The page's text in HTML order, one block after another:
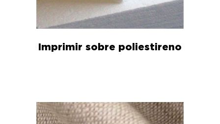
Imprimir sobre poliestireno